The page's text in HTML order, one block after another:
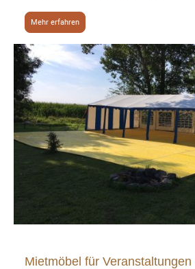
Mehr erfahren
Mietmöbel für Veranstaltungen